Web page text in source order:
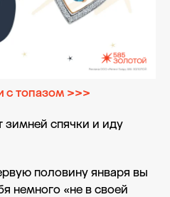
с топазом >>>
спячки и иду
половину января вы
немного «не в своей